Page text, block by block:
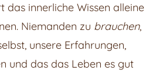
das innerliche Wissen alleine
Niemanden zu brauchen,
unsere Erfahrungen,
und das das Leben es gut